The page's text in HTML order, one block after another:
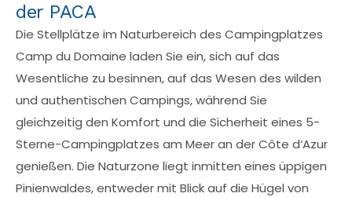
der PACA
Die Stellplätze im Naturbereich des Campingplatzes
Camp du Domaine laden Sie ein, sich auf das
Wesentliche zu besinnen, auf das Wesen des wilden
und authentischen Campings, während Sie
gleichzeitig den Komfort und die Sicherheit eines 5-
Sterne-Campingplatzes am Meer an der Côte d‘Azur
genießen. Die Naturzone liegt inmitten eines üppigen
Pinienwaldes, entweder mit Blick auf die Hügel von